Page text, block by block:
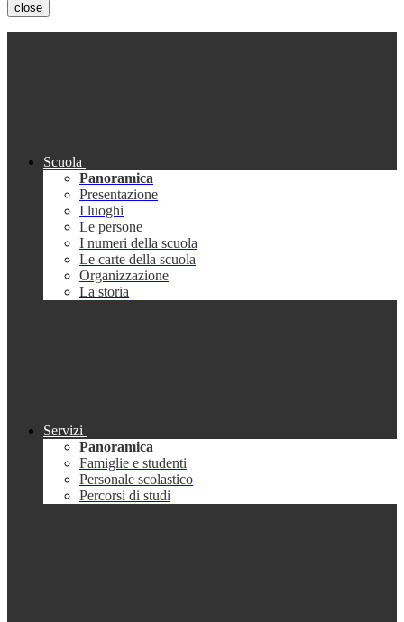
close
Scuola
Panoramica
Presentazione
I luoghi
Le persone
I numeri della scuola
Le carte della scuola
Organizzazione
La storia
Servizi
Panoramica
Famiglie e studenti
Personale scolastico
Percorsi di studi